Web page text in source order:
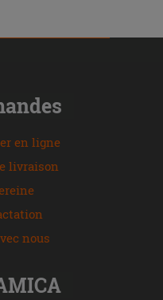
en ligne
livraison
nous